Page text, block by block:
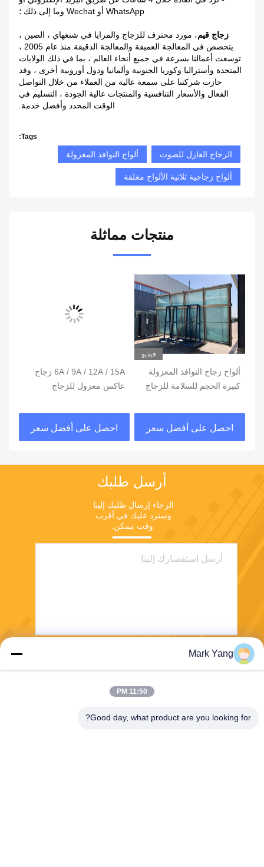
WhatsApp أو Wechat وما إلى ذلك ؛
زجاج قيم، مورد محترف للزجاج والمرايا في شنغهاي ، الصين ،
يتخصص في المعالجة العميقة والمعالجة الدقيقة.منذ عام 2005 ،
توسعت أعمالنا بسرعة في جميع أنحاء العالم ، بما في ذلك الولايات
المتحدة وأستراليا وكوريا الجنوبية وألمانيا ودول أوروبية أخرى ، وقد
حازت شركتنا على سمعة عالية من العملاء من خلال التواصل
الفعال والأسعار التنافسية والمنتجات عالية الجودة ، التسليم في
الوقت المحدد وأفضل خدمة.
Tags:
الزجاج العازل للصوت ألواح النوافذ المعزولة
ألواح زجاجية ثلاثية الألواح مغلفة
منتجات مماثلة
فيديو
ألواح زجاج النوافذ المعزولة
كبيرة الحجم للسلامة للزجاج
احصل على أفضل سعر
6A / 9A / 12A / 15A زجاج
عاكس معزول للزجاج
احصل على أفضل سعر
أرسل طلبك
وقت ممكن.
Mark Yang
11:50 PM
Good day, what product are you looking for?